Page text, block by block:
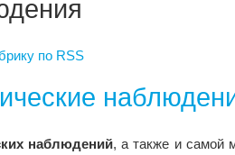
по RSS
наблюдений, а также и самой